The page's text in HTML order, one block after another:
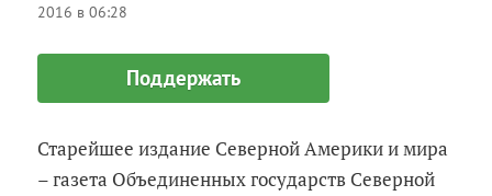
2016 в 06:28
Поддержать
Старейшее издание Северной Америки и мира
– газета Объединенных государств Северной